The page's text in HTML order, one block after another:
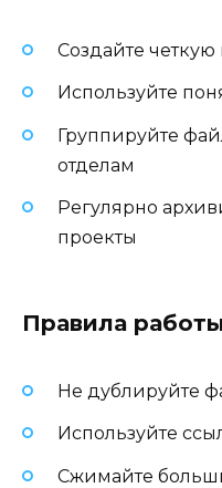
Создайте
Используйте
Группируйте
отделам
Регулярно
проекты
Правила
Не дублируйте
Используйте
Сжимайте